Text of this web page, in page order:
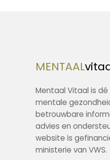
MENTAAL
Mentaal Vitaal is
mentale
betrouwbare
advies en
website is
ministerie van VWS.